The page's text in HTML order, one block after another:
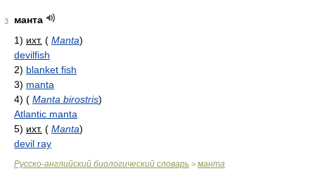
3
манта
1) ихт. ( Manta)
devilfish
2) blanket fish
3) manta
4) ( Manta birostris)
Atlantic manta
5) ихт. ( Manta)
devil ray
Русско-английский биологический словарь > манта